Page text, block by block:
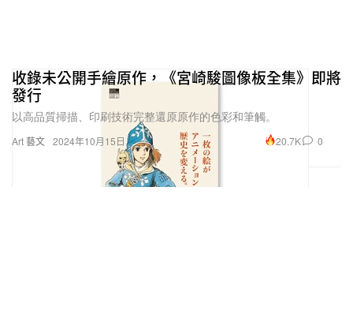
Art 藝文
收錄未公開手繪原作，《宮崎駿圖像板全集》即將
發行
以高品質掃描、印刷技術完整還原原作的色彩和筆觸。
2024年10月15日 20.7K 0